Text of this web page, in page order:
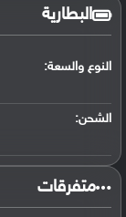
البطارية
النوع والسعة:
الشحن:
‏متفرقات‏